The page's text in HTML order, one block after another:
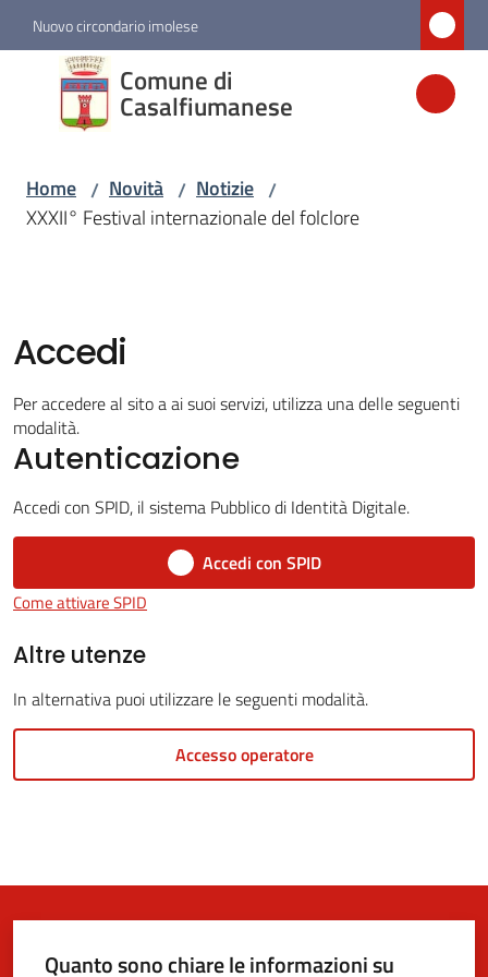
Vai al contenuto
Vai alla navigazione
Vai al footer
Nuovo circondario imolese
Comune di
Casalfiumanese
Comune di
Casalfiumanese
Amministrazione
Servizi
Vivere
Casalfiumanese
5x1000
Servizi
line
Tutti
Home / Novità / Notizie /
XXXII° Festival internazionale del folclore
Accedi
Per accedere al sito a ai suoi servizi, utilizza una delle seguenti
modalità.
Autenticazione
Accedi con SPID, il sistema Pubblico di Identità Digitale.
Accedi con SPID
Come attivare SPID
Altre utenze
In alternativa puoi utilizzare le seguenti modalità.
Accesso operatore
Quanto sono chiare le informazioni su